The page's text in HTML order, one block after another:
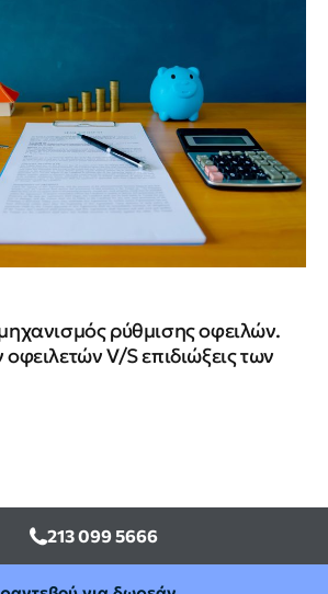
ρύθμισης οφειλών.
V/S επιδιώξεις των
213 099 5666